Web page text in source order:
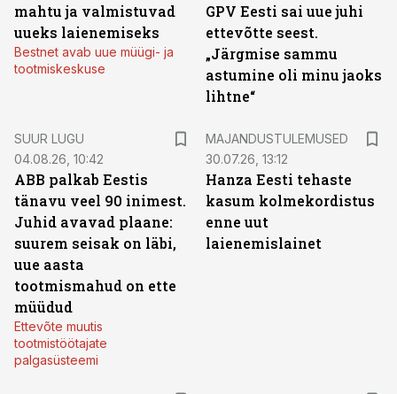
mahtu ja valmistuvad
uueks laienemiseks
Bestnet avab uue müügi- ja
tootmiskeskuse
GPV Eesti sai uue juhi
ettevõtte seest.
„Järgmise sammu
astumine oli minu jaoks
lihtne“
SUUR LUGU
04.08.26, 10:42
ABB palkab Eestis
tänavu veel 90 inimest.
Juhid avavad plaane:
suurem seisak on läbi,
uue aasta
tootmismahud on ette
müüdud
Ettevõte muutis
tootmistöötajate
palgasüsteemi
MAJANDUSTULEMUSED
30.07.26, 13:12
Hanza Eesti tehaste
kasum kolmekordistus
enne uut
laienemislainet